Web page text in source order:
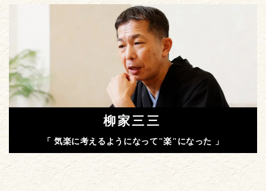
柳家三三
「 気楽に考えるようになって"楽"になった 」